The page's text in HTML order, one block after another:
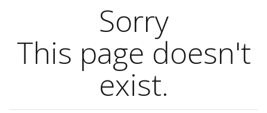
Sorry
This page doesn't
exist.